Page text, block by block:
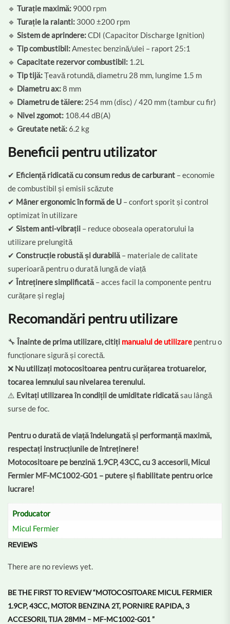
🔹 Turație maximă: 9000 rpm
🔹 Turație la ralanti: 3000 ±200 rpm
🔹 Sistem de aprindere:CDI (Capacitor Discharge Ignition)
🔹 Tip combustibil:Amestec benzină/ulei – raport 25:1
🔹 Capacitate rezervor combustibil: 1.2L
🔹 Tip tijă:Țeavă rotundă, diametru 28 mm, lungime 1.5 m
🔹 Diametru ax:8 mm
🔹 Diametru de tăiere: 254 mm (disc) / 420 mm (tambur cu fir)
🔹 Nivel zgomot: 108.44 dB(A)
🔹 Greutate netă:6.2 kg
Beneficii pentru utilizator
✔ Eficiență ridicată cu consum redus de carburant – economie
de combustibil și emisii scăzute
✔ Mâner ergonomic în formă de U – confort sporit și control
optimizat în utilizare
✔ Sistem anti-vibrații – reduce oboseala operatorului la
utilizare prelungită
✔ Construcție robustă și durabilă– materiale de calitate
superioară pentru o durată lungă de viață
✔Întreținere simplificată– acces facil la componente pentru
curățare și reglaj
Recomandări pentru utilizare
🔧Înainte de prima utilizare, citiți manualul de utilizare pentru o
funcționare sigură și corectă.
❌ Nu utilizați motocositoarea pentru curățarea trotuarelor,
tocarea lemnului sau nivelarea terenului.
⚠️ Evitați utilizarea în condiții de umiditate ridicatăsau lângă
surse de foc.
Pentru o durată de viață îndelungată și performanță maximă,
respectați instrucțiunile de întreținere!
Motocositoare pe benzină 1.9CP, 43CC, cu 3 accesorii, Micul
Fermier MF-MC1002-G01 – putere și fiabilitate pentru orice
lucrare!
Producator
Micul Fermier
REVIEWS
There are no reviews yet.
BE THE FIRST TO REVIEW “MOTOCOSITOARE MICUL FERMIER
1.9CP, 43CC, MOTOR BENZINA 2T, PORNIRE RAPIDA, 3
ACCESORII, TIJA 28MM – MF-MC1002-G01 ”